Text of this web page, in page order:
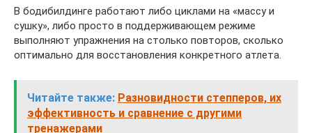
В бодибилдинге работают либо циклами на «массу и
сушку», либо просто в поддерживающем режиме
выполняют упражнения на столько повторов, сколько
оптимально для восстановления конкретного атлета.
Читайте также: Разновидности степперов, их
эффективность и сравнение с другими
тренажерами